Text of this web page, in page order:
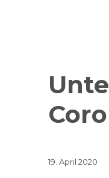
Veröffentlicht
19. April 2020